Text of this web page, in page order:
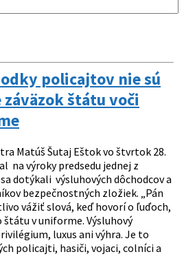
policajtov nie sú
štátu voči
Matúš Šutaj Eštok vo štvrtok 28.
na výroky predsedu jednej z
dotýkali výsluhových dôchodcov a
bezpečnostných zložiek. „Pán
vážiť slová, keď hovorí o ľuďoch,
v uniforme. Výsluhový
luxus ani výhra. Je to
policajti, hasiči, vojaci, colníci a